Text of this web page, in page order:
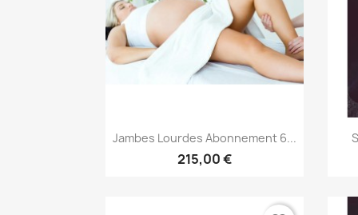
Aperçu rapide
Jambes Lourdes Abonnement 6...
215,00 €